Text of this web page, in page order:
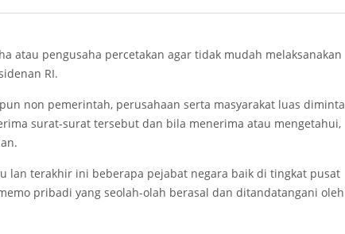
atau pengusaha percetakan agar tidak mudah melaksanakan
RI.
non pemerintah, perusahaan serta masyarakat luas diminta
surat-surat tersebut dan bila menerima atau mengetahui,
lan terakhir ini beberapa pejabat negara baik di tingkat pusat
pribadi yang seolah-olah berasal dan ditandatangani oleh